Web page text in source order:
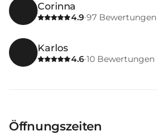
Corinna
4.9·97 Bewertungen
Karlos
4.6·10 Bewertungen
Öffnungszeiten